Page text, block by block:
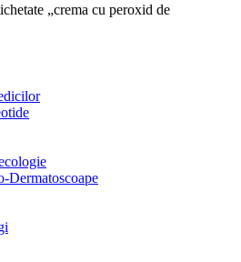
„crema cu peroxid de
Dermatoscoape